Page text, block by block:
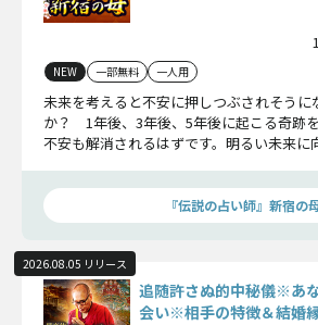
NEW 一部無料 一人用
未来を考えると不安に押しつぶされそうに
か？ 1年後、3年後、5年後に起こる奇跡
不安も解消されるはずです。明るい未来に
『伝説の占い師』新宿の
2026.08.05 リリース
追随許さぬ的中秘儀※あ
会い※相手の特徴＆結婚